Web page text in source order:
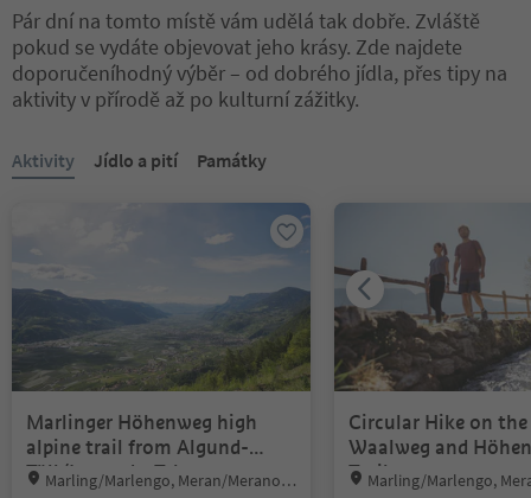
Pár dní na tomto místě vám udělá tak dobře. Zvláště
pokud se vydáte objevovat jeho krásy. Zde najdete
doporučeníhodný výběr – od dobrého jídla, přes tipy na
aktivity v přírodě až po kulturní zážitky.
Nacházíte se na tabulkovém posuvníku. Vyberte kartu pro
Aktivity Jídlo a pití Památky
Marlinger Höhenweg high
alpine trail from Algund-
Töll/Lagundo-Tel
Location:
Marling/Marlengo, Meran/Merano a
Circular Hike on
Waalweg and
Trails
Location:
Marling/Marlengo,